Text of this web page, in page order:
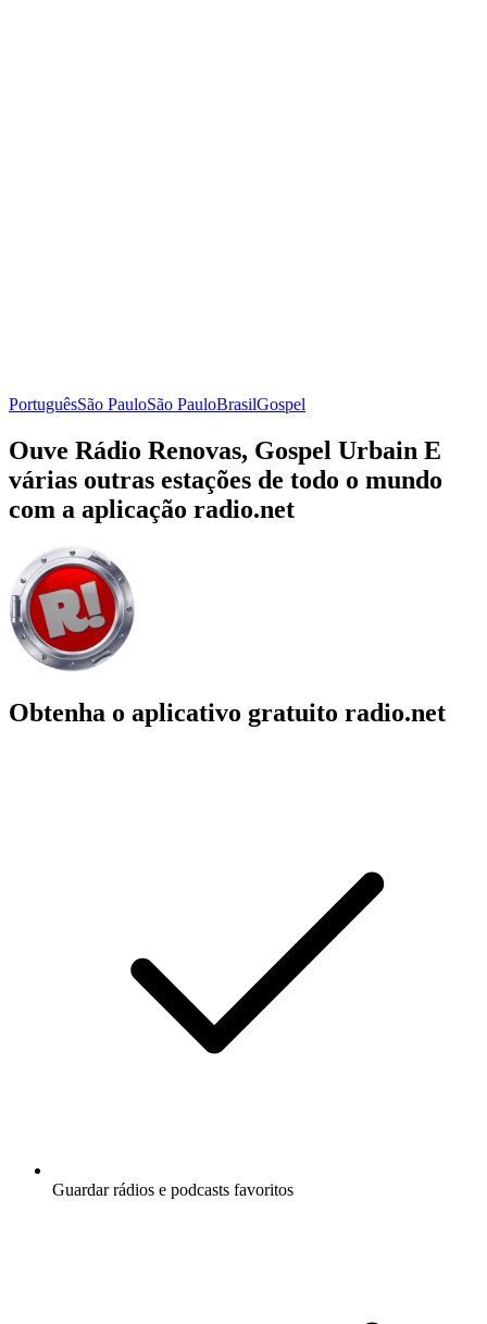
PortuguêsSão PauloSão PauloBrasilGospel
Ouve Rádio Renovas, Gospel Urbain E
várias outras estações de todo o mundo
com a aplicação radio.net
Obtenha o aplicativo gratuito radio.net
Guardar rádios e podcasts favoritos